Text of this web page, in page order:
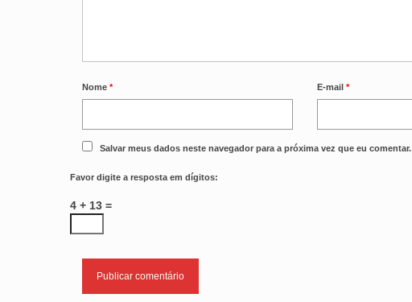
Nome * E-mail*
Salvar meus dados neste navegador para a próxima vez que eu comentar.
Favor digite a resposta em dígitos:
4 + 13 =